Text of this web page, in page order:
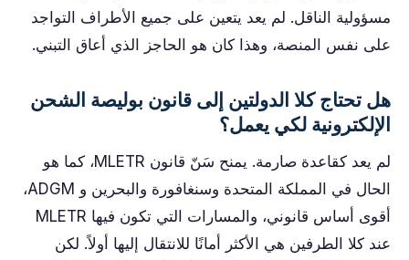
مسؤولية الناقل. لم يعد يتعين على جميع الأطراف التواجد
على نفس المنصة، وهذا كان هو الحاجز الذي أعاق التبني.
هل تحتاج كلا الدولتين إلى قانون بوليصة الشحن
الإلكترونية لكي يعمل؟
لم يعد كقاعدة صارمة. يمنح سَنّ قانون MLETR، كما هو
الحال في المملكة المتحدة وسنغافورة والبحرين و ADGM،
أقوى أساس قانوني، والمسارات التي تكون فيها MLETR
عند كلا الطرفين هي الأكثر أمانًا للانتقال إليها أولاً. لكن